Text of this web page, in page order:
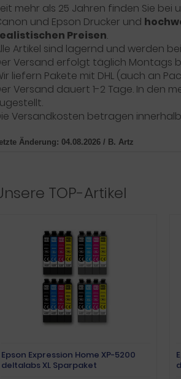
mehr als 25 Jahren finden Sie bei
und Epson Drucker und
Preisen.
Artikel sind lagernd und werden
Versand erfolgt täglich Montags
liefern Pakete mit DHL (auch an
Versand dauert 1-2 Tage. In den
Versandkosten betragen
Änderung: 04.08.2026 / B. Artz
TOP-Artikel
Epson Expression Home XP-5200
deltalabs XL Sparpaket